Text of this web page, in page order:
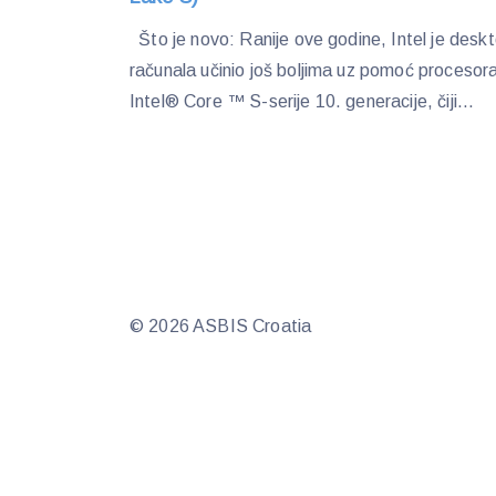
Što je novo: Ranije ove godine, Intel je
računala učinio još boljima uz pomoć
Intel® Core ™ S-serije 10. generacije, čiji...
© 2026 ASBIS Croatia